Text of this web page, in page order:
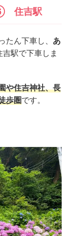
⑥ 住吉駅
たん下車し、 あ
駅で下車しま
や住吉神社、長
歩圏です。